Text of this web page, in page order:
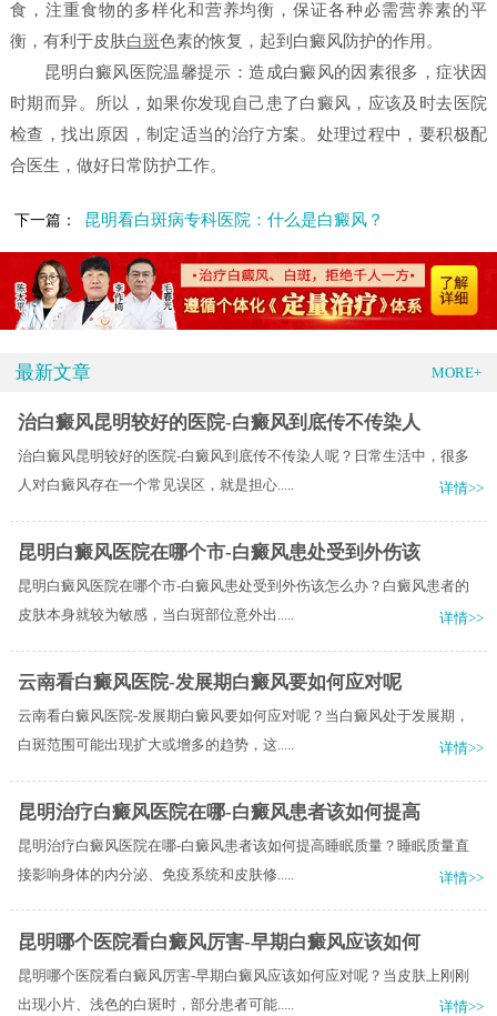
食，注重食物的多样化和营养均衡，保证各种必需营养素的平
衡，有利于皮肤白斑色素的恢复，起到白癜风防护的作用。
昆明白癜风医院温馨提示：造成白癜风的因素很多，症状因
时期而异。所以，如果你发现自己患了白癜风，应该及时去医院
检查，找出原因，制定适当的治疗方案。处理过程中，要积极配
合医生，做好日常防护工作。
下一篇： 昆明看白斑病专科医院：什么是白癜风？
最新文章 MORE+
治白癜风昆明较好的医院-白癜风到底传不传染人
治白癜风昆明较好的医院-白癜风到底传不传染人呢？日常生活中，很多
人对白癜风存在一个常见误区，就是担心.....
详情>>
昆明白癜风医院在哪个市-白癜风患处受到外伤该
昆明白癜风医院在哪个市-白癜风患处受到外伤该怎么办？白癜风患者的
皮肤本身就较为敏感，当白斑部位意外出.....
详情>>
云南看白癜风医院-发展期白癜风要如何应对呢
云南看白癜风医院-发展期白癜风要如何应对呢？当白癜风处于发展期，
白斑范围可能出现扩大或增多的趋势，这.....
详情>>
昆明治疗白癜风医院在哪-白癜风患者该如何提高
昆明治疗白癜风医院在哪-白癜风患者该如何提高睡眠质量？睡眠质量直
接影响身体的内分泌、免疫系统和皮肤修.....
详情>>
昆明哪个医院看白癜风厉害-早期白癜风应该如何
昆明哪个医院看白癜风厉害-早期白癜风应该如何应对呢？当皮肤上刚刚
出现小片、浅色的白斑时，部分患者可能.....
详情>>